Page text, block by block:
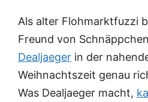
Als alter Flohmarktfuzzi
Freund von
Dealjaeger in der
Weihnachtszeit genau
Was Dealjaeger macht,